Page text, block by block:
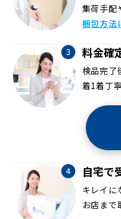
集荷手配
梱包方法
料金確
検品完了
着1着丁
自宅で
キレイに
お店まで